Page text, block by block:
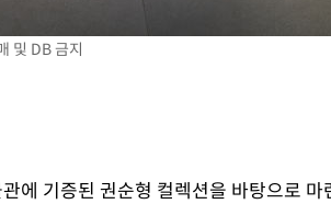
및 DB 금지
에 기증된 권순형 컬렉션을 바탕으로